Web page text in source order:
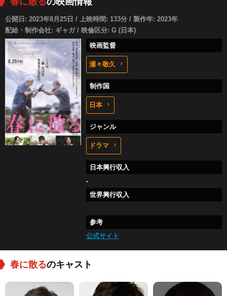
公開日: 2023年8月25日 / 上映時間: 133分 / 製作年: 2023年
配給・制作会社: ギャガ / 映倫区分: G (日本)
映画監督
瀬々敬久
制作国
日本
ジャンル
ドラマ
日本興行収入
-
世界興行収入
参考
公式サイト
春に散るのキャスト